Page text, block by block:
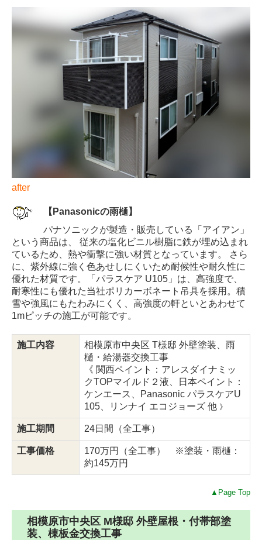
after
【Panasonicの雨樋】
パナソニックが製造・販売している「アイアン」
という商品は、 従来の塩化ビニル樹脂に鉄が埋め込まれ
ているため、熱や衝撃に強い材質となっています。 さら
に、紫外線に強く色あせしにくいため耐候性や耐久性に
優れた材質です。「パラスケア U105」は、高強度で、
耐寒性にも優れた当社ポリカーボネート吊具を採用。積
雪や強風にもたわみにくく、高強度の軒といとあわせて
1mピッチの施工が可能です。
施工内容
相模原市中央区 T様邸 外壁塗装、雨
樋・給湯器交換工事
《 関西ペイント：アレスダイナミッ
クTOPマイルド２液、日本ペイント：
ケンエース、Panasonic パラスケアU
105、リンナイ エコジョーズ 他 》
施工期間 24日間（全工事）
工事価格
170万円（全工事） ※塗装・雨樋：
約145万円
▲Page Top
相模原市中央区 M様邸 外壁屋根・付帯部塗
装、棟板金交換工事